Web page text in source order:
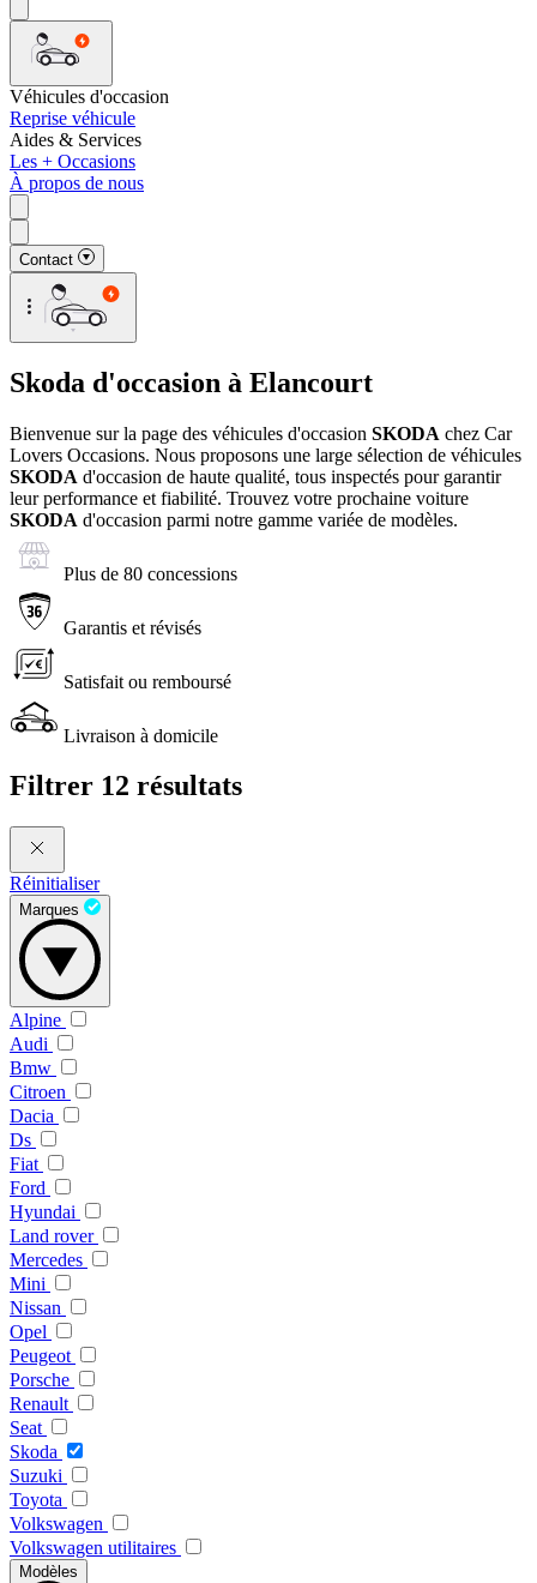
Véhicules d'occasion
Reprise véhicule
Aides & Services
Les + Occasions
À propos de nous
Contact
Skoda d'occasion à Elancourt
Bienvenue sur la page des véhicules d'occasion SKODA chez Car
Lovers Occasions. Nous proposons une large sélection de véhicules
SKODA d'occasion de haute qualité, tous inspectés pour garantir
leur performance et fiabilité. Trouvez votre prochaine voiture
SKODA d'occasion parmi notre gamme variée de modèles.
Plus de 80 concessions
Garantis et révisés
Satisfait ou remboursé
Livraison à domicile
Filtrer 12 résultats
Réinitialiser
Marques
Alpine
Audi
Bmw
Citroen
Dacia
Ds
Fiat
Ford
Hyundai
Land rover
Mercedes
Mini
Nissan
Opel
Peugeot
Porsche
Renault
Seat
Skoda
Suzuki
Toyota
Volkswagen
Volkswagen utilitaires
Modèles